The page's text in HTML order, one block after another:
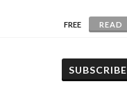
FREE READ
SUBSCRIBE